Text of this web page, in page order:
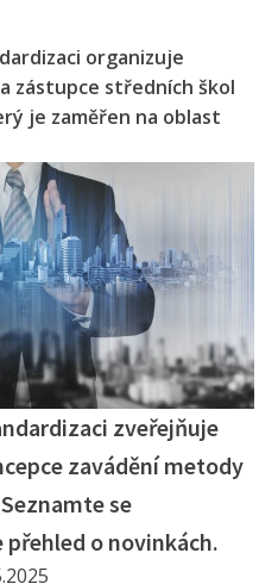
organizuje
zástupce středních škol
je zaměřen na oblast
zveřejňuje
zavádění metody
se
o novinkách.